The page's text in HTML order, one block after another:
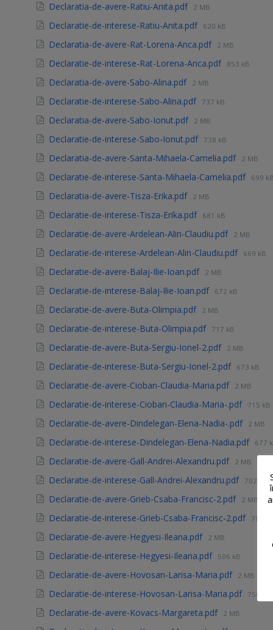
Declaratia-de-avere-Ratiu-Anita.pdf 2 MB
Declaratie-de-interese-Ratiu-Anita.pdf 620 kB
Declaratia-de-avere-Rat-Lorena-Anca.pdf 2 MB
Declaratie-de-interese-Rat-Lorena-Anca.pdf 853 kB
Declaratia-de-avere-Sabo-Alina.pdf 2 MB
Declaratie-de-interese-Sabo-Alina.pdf 737 kB
Declaratia-de-avere-Sabo-Ionut.pdf 2 MB
Declaratie-de-interese-Sabo-Ionut.pdf 738 kB
Declaratia-de-avere-Santa-Mihaela-Camelia.pdf 2 MB
Declaratie-de-interese-Santa-Mihaela-Camelia.pdf 699
Declaratia-de-avere-Tisza-Erika.pdf 2 MB
Declaratie-de-interese-Tisza-Erika.pdf 681 kB
Declaratie-de-avere-Ardelean-Alin-Claudiu.pdf 2 MB
Declaratie-de-interese-Ardelean-Alin-Claudiu.pdf 669 kB
Declaratie-de-avere-Balaj-Ilie-Ioan.pdf 2 MB
Declaratie-de-interese-Balaj-Ilie-Ioan.pdf 672 kB
Declaratie-de-avere-Buta-Olimpia.pdf 2 MB
Declaratie-de-interese-Buta-Olimpia.pdf 717 kB
Declaratie-de-avere-Buta-Sergiu-Ionel-2.pdf 2 MB
Declaratie-de-interese-Buta-Sergiu-Ionel-2.pdf 673 kB
Declaratie-de-avere-Cioban-Claudia-Maria.pdf 2 MB
Declaratie-de-interese-Cioban-Claudia-Maria-.pdf 715 kB
Declaratie-de-avere-Dindelegan-Elena-Nadia-.pdf 2 MB
Declaratie-de-interese-Dindelegan-Elena-Nadia.pdf 677
Declaratie-de-avere-Gall-Andrei-Alexandru.pdf 2 MB
Declaratie-de-interese-Gall-Andrei-Alexandru.pdf 702 kB
Declaratie-de-avere-Grieb-Csaba-Francisc-2.pdf 2 MB
Declaratie-de-interese-Grieb-Csaba-Francisc-2.pdf 787
Declaratie-de-avere-Hegyesi-Ileana.pdf 2 MB
Declaratie-de-interese-Hegyesi-Ileana.pdf 506 kB
Declaratie-de-avere-Hovosan-Larisa-Maria.pdf 2 MB
Declaratie-de-interese-Hovosan-Larisa-Maria.pdf 750 kB
Declaratie-de-avere-Kovacs-Margareta.pdf 2 MB